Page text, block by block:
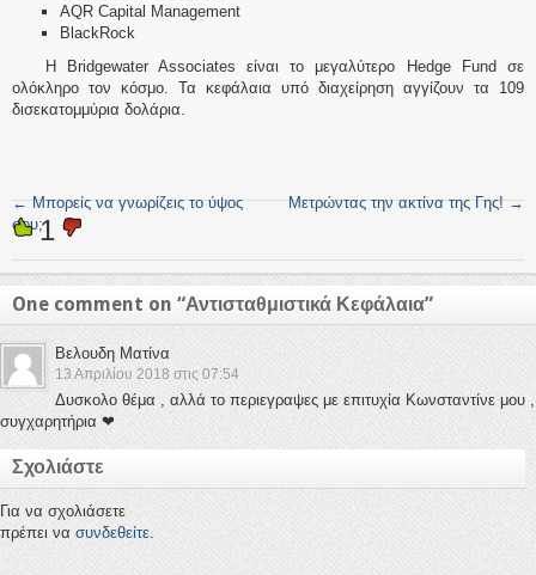
AQR Capital Management
BlackRock
Η Bridgewater Associates είναι το μεγαλύτερο Hedge Fund σε
ολόκληρο τον κόσμο. Τα κεφάλαια υπό διαχείρηση αγγίζουν τα 109
δισεκατομμύρια δολάρια.
←Μπορείς να γνωρίζεις το ύψος
σου;
Μετρώντας την ακτίνα της Γης!→
1
One comment on “Αντισταθμιστικά Κεφάλαια”
Βελουδη Ματίνα
13 Απριλίου 2018 στις 07:54
Δυσκολο θέμα , αλλά το περιεγραψες με επιτυχία Κωνσταντίνε μου ,
συγχαρητήρια ❤
Σχολιάστε
Για να σχολιάσετε
πρέπει να συνδεθείτε